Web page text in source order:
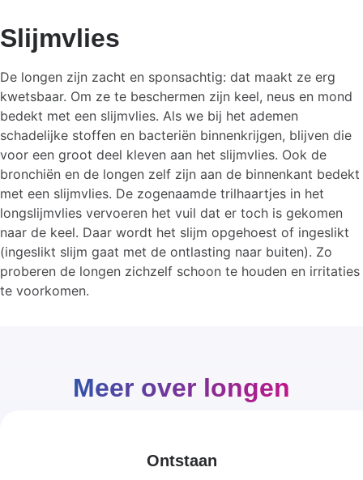
Slijmvlies
De longen zijn zacht en sponsachtig: dat maakt ze erg
kwetsbaar. Om ze te beschermen zijn keel, neus en mond
bedekt met een slijmvlies. Als we bij het ademen
schadelijke stoffen en bacteriën binnenkrijgen, blijven die
voor een groot deel kleven aan het slijmvlies. Ook de
bronchiën en de longen zelf zijn aan de binnenkant bedekt
met een slijmvlies. De zogenaamde trilhaartjes in het
longslijmvlies vervoeren het vuil dat er toch is gekomen
naar de keel. Daar wordt het slijm opgehoest of ingeslikt
(ingeslikt slijm gaat met de ontlasting naar buiten). Zo
proberen de longen zichzelf schoon te houden en irritaties
te voorkomen.
Meer over longen
Ontstaan